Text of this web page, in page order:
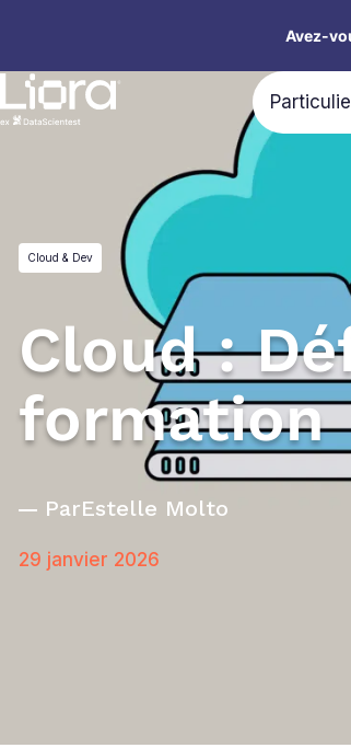
contenu
Avez-
Cloud & Dev
Cloud :
formation
ParEstelle Molto
29 janvier 2026